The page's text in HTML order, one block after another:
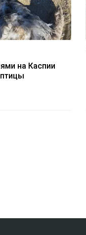
на Каспии